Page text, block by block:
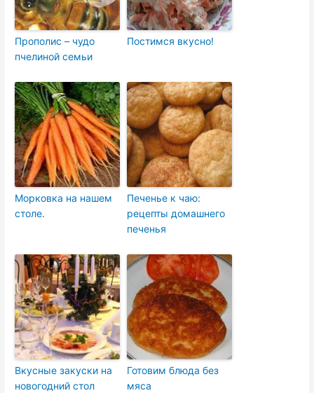
Прополис – чудо
пчелиной семьи
Постимся вкусно!
Морковка на нашем
столе.
Печенье к чаю:
рецепты домашнего
печенья
Вкусные закуски на
новогодний стол
Готовим блюда без
мяса